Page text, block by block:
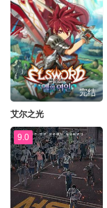
完结
艾尔之光
9.0